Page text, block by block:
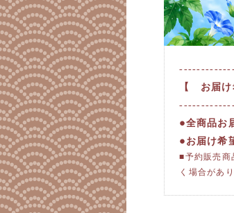
【 お届
●全商品お
●お届け希
■予約販売商
く場合があ